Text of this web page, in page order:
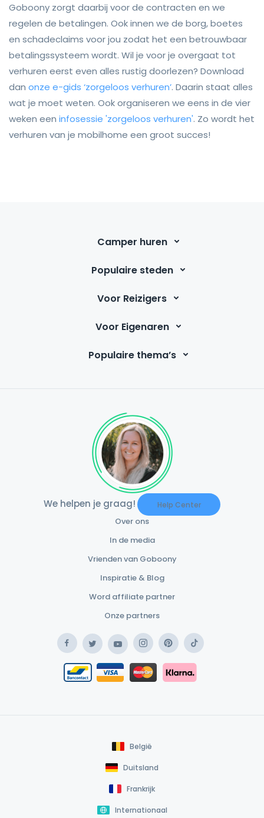
Goboony zorgt daarbij voor de contracten en we
regelen de betalingen. Ook innen we de borg, boetes
en schadeclaims voor jou zodat het een betrouwbaar
betalingssysteem wordt. Wil je voor je overgaat tot
verhuren eerst even alles rustig doorlezen? Download
dan onze e-gids ‘zorgeloos verhuren’. Daarin staat alles
wat je moet weten. Ook organiseren we eens in de vier
weken een infosessie 'zorgeloos verhuren'. Zo wordt het
verhuren van je mobilhome een groot succes!
Camper huren
Populaire steden
Voor Reizigers
Voor Eigenaren
Populaire thema’s
We helpen je graag! Help Center
Over ons
In de media
Vrienden van Goboony
Inspiratie & Blog
Word affiliate partner
Onze partners
FacebookTwitterYouTubeInstagramPinterestTikTok
Bancontact / Mister Cash
Safe Payment Card
Safe Payment Klarna
België
Duitsland
Frankrijk
Internationaal